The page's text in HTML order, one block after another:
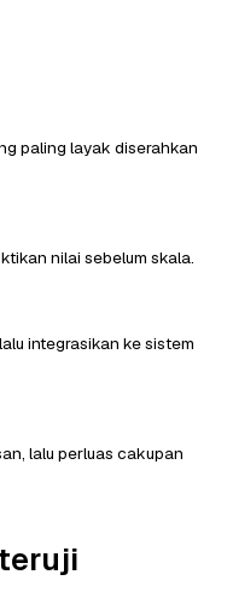
paling layak diserahkan
nilai sebelum skala.
integrasikan ke sistem
lalu perluas cakupan